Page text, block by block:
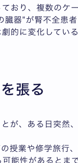
おり、複数のケ
器"が腎不全患
的に変化している
張る
が、ある日突然
授業や修学旅行
能性があるとま